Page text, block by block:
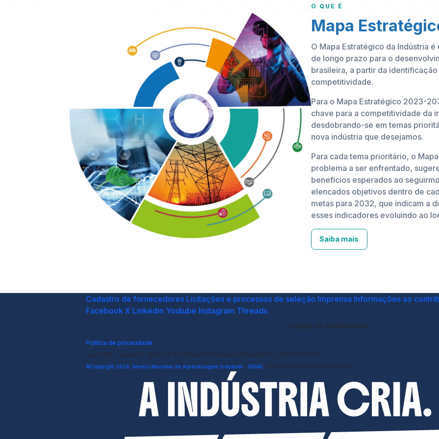
O QUE É
Mapa
O Mapa Estratégico da Indústria
de longo prazo para o
brasileira, a partir da
competitividade.
Para o Mapa Estratégico 2023-
chave para a competitividade da
desdobrando-se em temas
nova indústria que desejamos.
Para cada tema prioritário, o
problema a ser enfrentado,
benefícios esperados ao
elencados objetivos dentro de
metas para 2032, que indicam a
esses indicadores evoluindo ao
Saiba mais
Cadastro de fornecedores Licitações e processos de seleção Imprensa Informações ao
Facebook X Linkedin Youtube Instagram Threads
Canais de atendimento
Política de privacidade
Sede SBN - Quadra 1 - Bloco C Ed. Roberto Simonsen Brasília/DF - CEP 7004-903
©Copyright 2024. Serviço Nacional de Aprendizagem Industrial - SENAI. Todos os direitos reservados.